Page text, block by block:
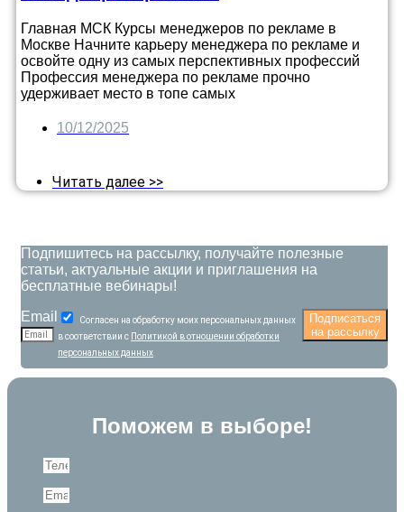
Главная МСК Курсы менеджеров по рекламе в
Москве Начните карьеру менеджера по рекламе и
освойте одну из самых перспективных профессий
Профессия менеджера по рекламе прочно
удерживает место в топе самых
10/12/2025
Читать далее >>
Подпишитесь на рассылку, получайте полезные
статьи, актуальные акции и приглашения на
бесплатные вебинары!
Email
Согласен на обработку моих персональных данных
в соответствии с
Политикой в отношении обработки
персональных данных
Подписаться
на рассылку
Поможем в выборе!